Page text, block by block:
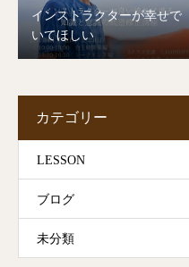
インストラクターが幸せで
いてほしい
カテゴリー
LESSON
ブログ
未分類